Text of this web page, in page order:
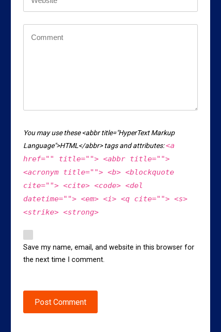
You may use these <abbr title="HyperText Markup
Language">HTML</abbr> tags and attributes:<a
href="" title=""> <abbr title="">
<acronym title=""> <b> <blockquote
cite=""> <cite> <code> <del
datetime=""> <em> <i> <q cite=""> <s>
<strike> <strong>
Save my name, email, and website in this browser for
the next time I comment.
Post Comment